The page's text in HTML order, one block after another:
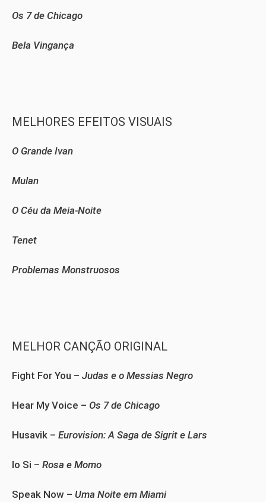
Os 7 de Chicago
Bela Vingança
MELHORES EFEITOS VISUAIS
O Grande Ivan
Mulan
O Céu da Meia-Noite
Tenet
Problemas Monstruosos
MELHOR CANÇÃO ORIGINAL
Fight For You – Judas e o Messias Negro
Hear My Voice – Os 7 de Chicago
Husavik – Eurovision: A Saga de Sigrit e Lars
lo Si – Rosa e Momo
Speak Now – Uma Noite em Miami